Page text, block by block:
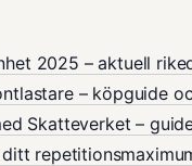
2025 – aktuell
– köpguide
Skatteverket –